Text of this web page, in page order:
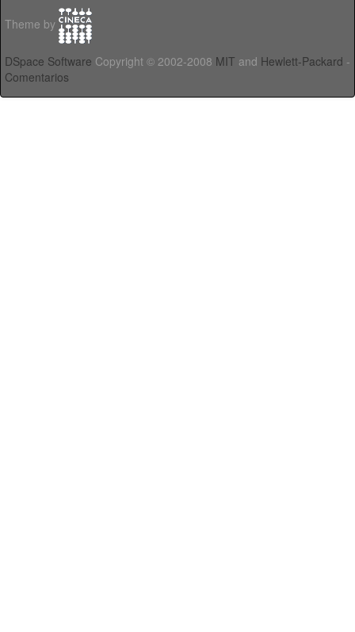
Theme by
DSpace Software Copyright © 2002-2008 MIT and Hewlett-Packard -
Comentarios